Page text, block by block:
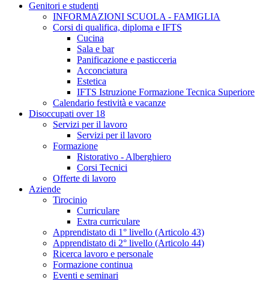
Genitori e studenti
INFORMAZIONI SCUOLA - FAMIGLIA
Corsi di qualifica, diploma e IFTS
Cucina
Sala e bar
Panificazione e pasticceria
Acconciatura
Estetica
IFTS Istruzione Formazione Tecnica Superiore
Calendario festività e vacanze
Disoccupati over 18
Servizi per il lavoro
Servizi per il lavoro
Formazione
Ristorativo - Alberghiero
Corsi Tecnici
Offerte di lavoro
Aziende
Tirocinio
Curriculare
Extra curriculare
Apprendistato di 1° livello (Articolo 43)
Apprendistato di 2° livello (Articolo 44)
Ricerca lavoro e personale
Formazione continua
Eventi e seminari